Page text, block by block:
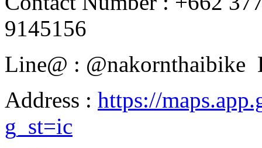
9145156
Line@ :
Address : https://
g_st=ic